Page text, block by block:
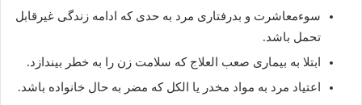
سوءمعاشرت و بدرفتاری مرد به حدی که ادامه زندگی غیرقابل
تحمل باشد.
ابتلا به بیماری صعب العلاج که سلامت زن را به خطر بیندازد.
اعتیاد مرد به مواد مخدر یا الکل که مضر به حال خانواده باشد.